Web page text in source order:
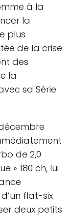
à la
la
plus
de la crise
des
la
sa Série
de 2,0
» 180 ch, lui
flat-six
deux petits